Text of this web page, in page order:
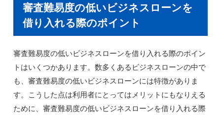
審査難易度の低いビジネスローンを
借り入れる際のポイント
審査難易度の低いビジネスローンを借り入れる際のポイン
トはいくつかあります。数多くあるビジネスローンの中で
も、審査難易度の低いビジネスローンには特徴がありま
す。こうした点は利用者にとってはメリットにもなりえる
ために、審査難易度の低いビジネスローンを借り入れる際